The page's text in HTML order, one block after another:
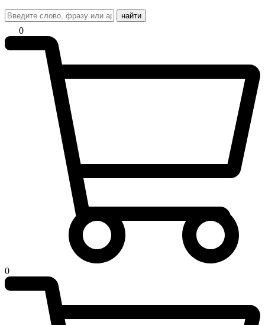
найти
0
0